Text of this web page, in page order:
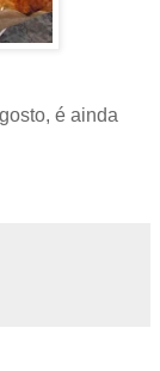
é ainda